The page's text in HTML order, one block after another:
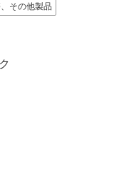
その他製品